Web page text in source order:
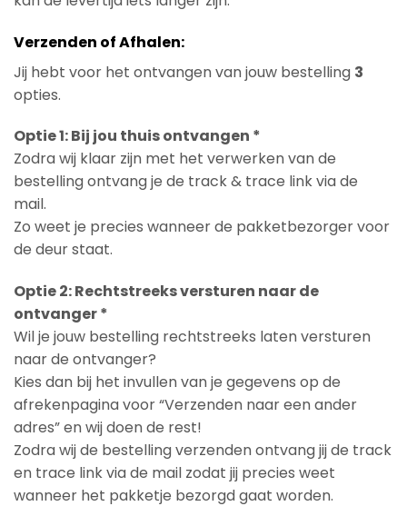
Verzenden of Afhalen:
Jij hebt voor het ontvangen van jouw bestelling 3
opties.
Optie 1: Bij jou thuis ontvangen *
Zodra wij klaar zijn met het verwerken van de
bestelling ontvang je de track & trace link via de
mail.
Zo weet je precies wanneer de pakketbezorger voor
de deur staat.
Optie 2: Rechtstreeks versturen naar de
ontvanger *
Wil je jouw bestelling rechtstreeks laten versturen
naar de ontvanger?
Kies dan bij het invullen van je gegevens op de
afrekenpagina voor “Verzenden naar een ander
adres” en wij doen de rest!
Zodra wij de bestelling verzenden ontvang jij de track
en trace link via de mail zodat jij precies weet
wanneer het pakketje bezorgd gaat worden.